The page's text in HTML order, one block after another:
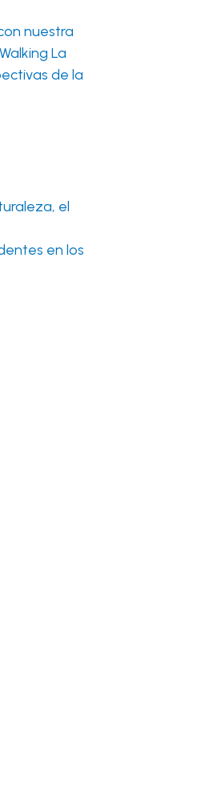
nuestra
La
de la
el
en los